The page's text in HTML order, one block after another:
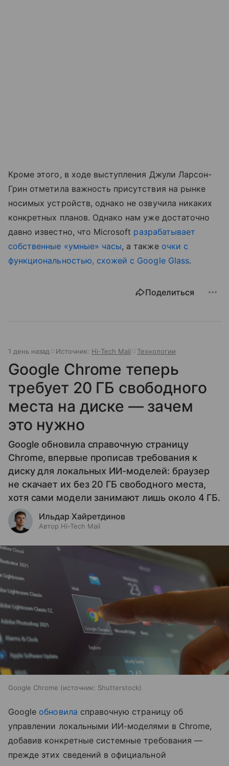
Кроме этого, в ходе выступления Джули Ларсон-
Грин отметила важность присутствия на рынке
носимых устройств, однако не озвучила никаких
конкретных планов. Однако нам уже достаточно
давно известно, что Microsoft разрабатывает
собственные «умные» часы, а также очки с
функциональностью, схожей с Google Glass.
Поделиться
1 день назад Источник: Hi-Tech Mail Технологии
Google Chrome теперь
требует 20 ГБ свободного
места на диске — зачем
это нужно
Google обновила справочную страницу
Chrome, впервые прописав требования к
диску для локальных ИИ-моделей: браузер
не скачает их без 20 ГБ свободного места,
хотя сами модели занимают лишь около 4 ГБ.
Ильдар Хайретдинов
Автор Hi-Tech Mail
Google Chrome источник: Shutterstock
Google обновила справочную страницу об
управлении локальными ИИ-моделями в Chrome,
добавив конкретные системные требования —
прежде этих сведений в официальной